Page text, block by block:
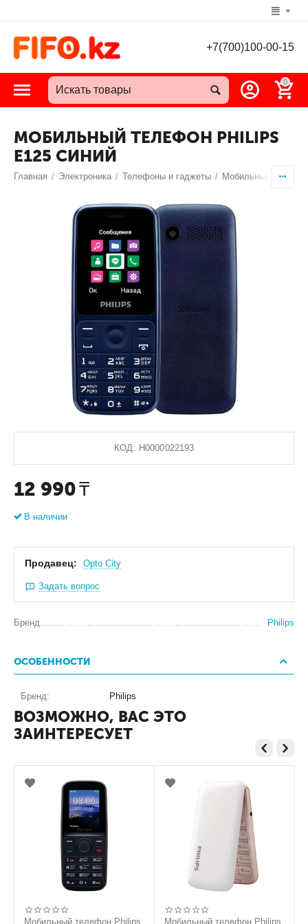
+7(700)100-00-15
0
МОБИЛЬНЫЙ ТЕЛЕФОН PHILIPS
E125 СИНИЙ
Главная / Электроника / Телефоны и гаджеты / Мобильные
КОД: Н0000022193
12 990 ₸
В наличии
Продавец: Оpto City
Задать вопрос
Бренд Philips
ОСОБЕННОСТИ
Бренд: Philips
ВОЗМОЖНО, ВАС ЭТО
ЗАИНТЕРЕСУЕТ
Мобильный телефон Philips Мобильный телефон Philips